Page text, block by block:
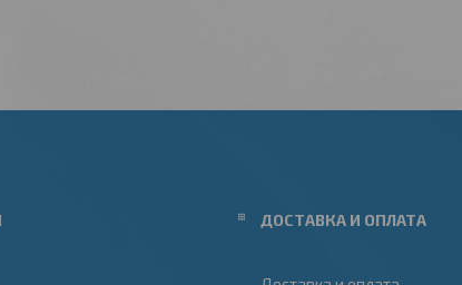
ДОСТАВКА И ОПЛАТА